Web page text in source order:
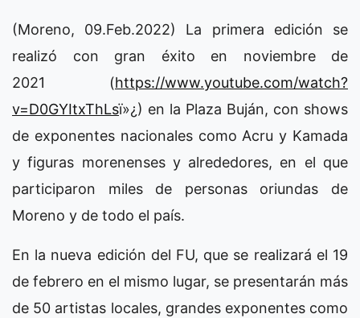
(Moreno, 09.Feb.2022) La primera edición se
realizó con gran éxito en noviembre de
2021 (https://www.youtube.com/watch?
v=D0GYItxThLsï»¿) en la Plaza Buján, con shows
de exponentes nacionales como Acru y Kamada
y figuras morenenses y alrededores, en el que
participaron miles de personas oriundas de
Moreno y de todo el país.
En la nueva edición del FU, que se realizará el 19
de febrero en el mismo lugar, se presentarán más
de 50 artistas locales, grandes exponentes como